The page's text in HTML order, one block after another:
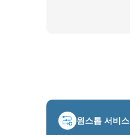
원스톱 서비스